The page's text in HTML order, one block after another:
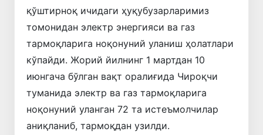
қўштирноқ ичидаги ҳуқубузарларимиз
томонидан электр энергияси ва газ
тармоқларига ноқонуний уланиш ҳолатлари
кўпайди. Жорий йилнинг 1 мартдан 10
июнгача бўлган вақт оралиғида Чироқчи
туманида электр ва газ тармоқларига
ноқонуний уланган 72 та истеъмолчилар
аниқланиб, тармоқдан узилди.